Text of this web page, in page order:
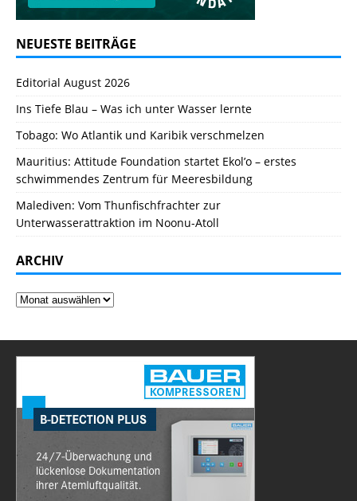
NEUESTE BEITRÄGE
Editorial August 2026
Ins Tiefe Blau – Was ich unter Wasser lernte
Tobago: Wo Atlantik und Karibik verschmelzen
Mauritius: Attitude Foundation startet Ekol’o – erstes
schwimmendes Zentrum für Meeresbildung
Malediven: Vom Thunfischfrachter zur
Unterwasserattraktion im Noonu-Atoll
ARCHIV